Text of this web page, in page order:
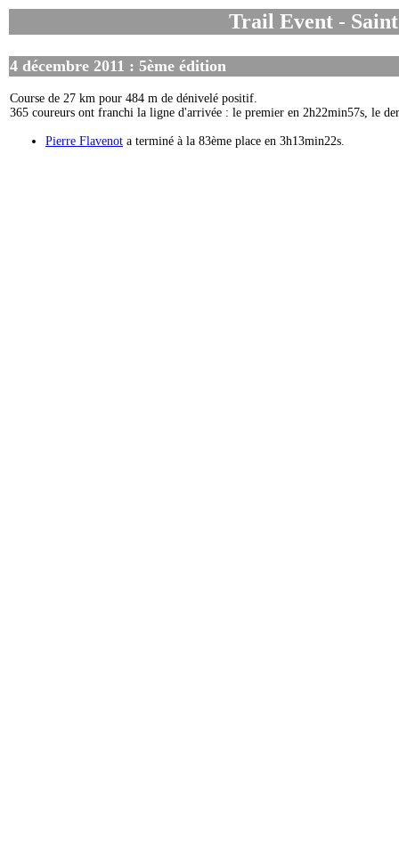
Trail Event -
4 décembre 2011 : 5ème édition
Course de 27 km pour 484 m de dénivelé positif.
365 coureurs ont franchi la ligne d'arrivée : le premier en 2h22min57s, le
Pierre Flavenot a terminé à la 83ème place en 3h13min22s.